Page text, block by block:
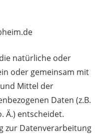
natürliche oder
oder gemeinsam mit
Mittel der
Daten (z.B.
Ä.) entscheidet.
zur Datenverarbeitung